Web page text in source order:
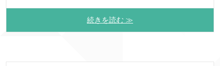
続きを読む ≫